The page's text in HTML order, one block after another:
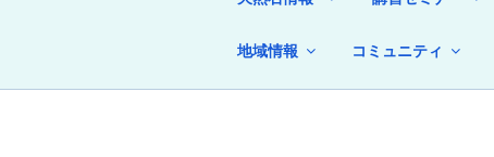
地域情報 コミュニティ